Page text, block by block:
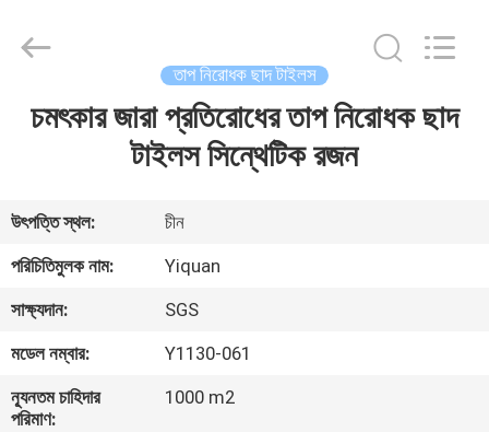
বাড়ি
আমাদের
সম্পর্কে
কারখানা
ভ্রমণ
Building
Material
Reserved.
তাপ নিরোধক ছাদ টাইলস
চমৎকার জারা প্রতিরোধের তাপ নিরোধক ছাদ
টাইলস সিন্থেটিক রজন
উৎপত্তি স্থল:
চীন
পরিচিতিমুলক নাম:
Yiquan
সাক্ষ্যদান:
SGS
মডেল নম্বার:
Y1130-061
ন্যূনতম চাহিদার
পরিমাণ:
1000 m2